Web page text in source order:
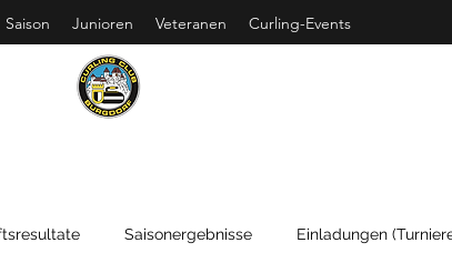
Saison Junioren Veteranen Curling-Events
Saisonergebnisse Einladungen